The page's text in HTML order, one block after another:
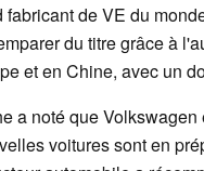
de VE du
du titre grâce à
et en Chine, avec un
a noté que
voitures sont en